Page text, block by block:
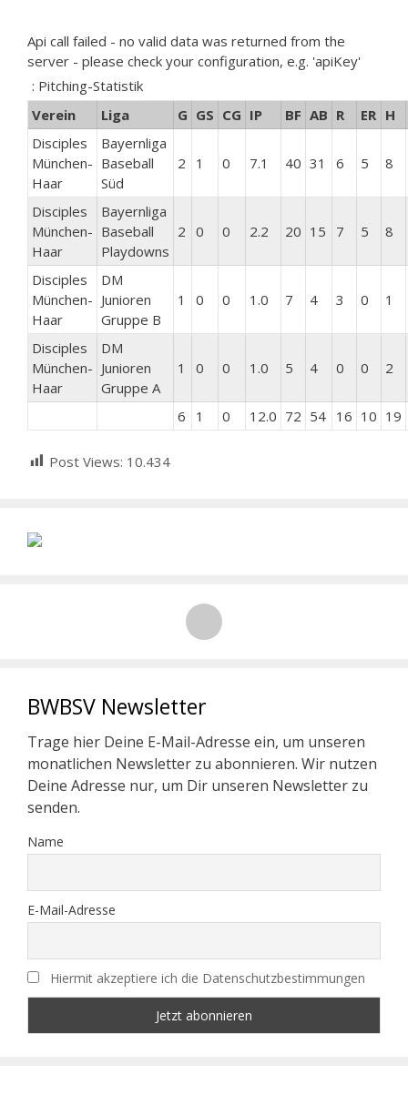
Api call failed - no valid data was returned from the
server - please check your configuration, e.g. 'apiKey'
: Pitching-Statistik
Verein
Liga G GS CG IP BF AB R ER H
Disciples
München-
Haar
Bayernliga
Baseball
Süd
2 1 0 7.1 40 31 6 5 8
Disciples
München-
Haar
Bayernliga
Baseball
Playdowns
2 0 0 2.2 20 15 7 5 8
Disciples
München-
Haar
DM
Junioren
Gruppe B
1 0 0 1.0 7 4 3 0 1
Disciples
München-
Haar
DM
Junioren
Gruppe A
1 0 0 1.0 5 4 0 0 2
6 1 0 12.0 72 54 16 10 19
Post Views: 10.434
BWBSV Newsletter
Trage hier Deine E-Mail-Adresse ein, um unseren
monatlichen Newsletter zu abonnieren. Wir nutzen
Deine Adresse nur, um Dir unseren Newsletter zu
senden.
Name
E-Mail-Adresse
Hiermit akzeptiere ich die Datenschutzbestimmungen